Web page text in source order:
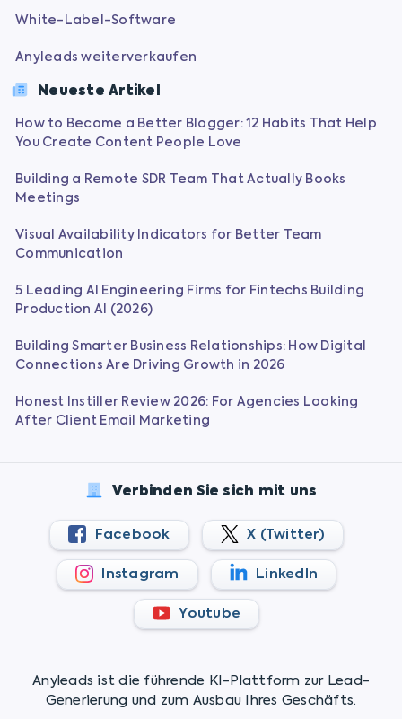
White-Label-Software
Anyleads weiterverkaufen
Neueste Artikel
How to Become a Better Blogger: 12 Habits That Help
You Create Content People Love
Building a Remote SDR Team That Actually Books
Meetings
Visual Availability Indicators for Better Team
Communication
5 Leading AI Engineering Firms for Fintechs Building
Production AI (2026)
Building Smarter Business Relationships: How Digital
Connections Are Driving Growth in 2026
Honest Instiller Review 2026: For Agencies Looking
After Client Email Marketing
Verbinden Sie sich mit uns
Facebook X (Twitter)
Instagram LinkedIn
Youtube
Anyleads ist die führende KI-Plattform zur Lead-
Generierung und zum Ausbau Ihres Geschäfts.